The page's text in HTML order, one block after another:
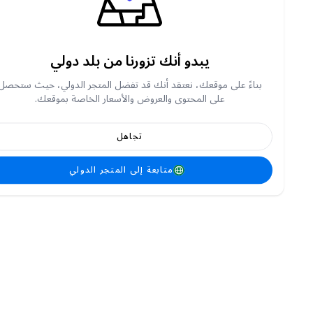
يبدو أنك تزورنا من بلد دولي
بناءً على موقعك، نعتقد أنك قد تفضل المتجر الدولي، حيث ستحصل
على المحتوى والعروض والأسعار الخاصة بموقعك.
متابعة إلى المتجر الدولي